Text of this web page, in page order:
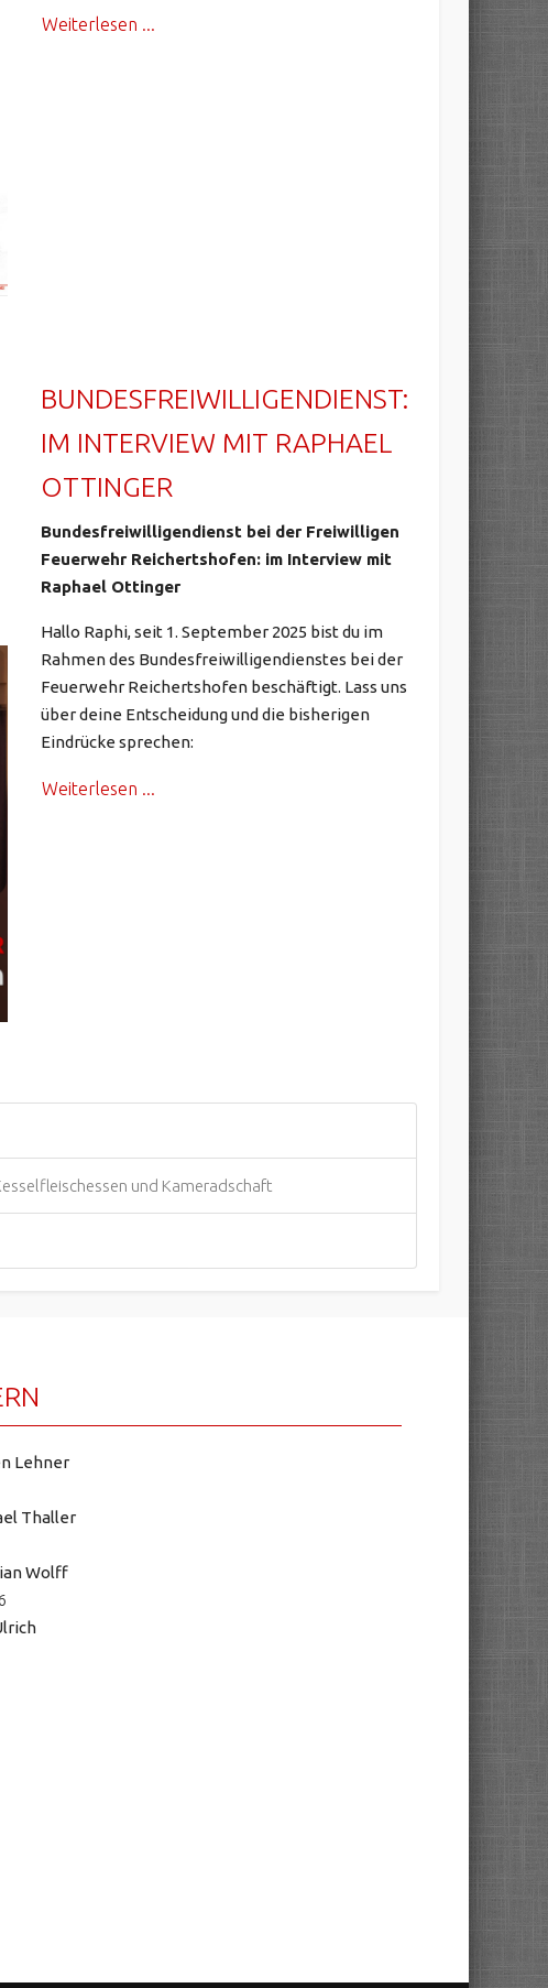
Weiterlesen ...
BUNDESFREIWILLIGENDIENST:
IM INTERVIEW MIT RAPHAEL
OTTINGER
Bundesfreiwilligendienst bei der Freiwilligen
Feuerwehr Reichertshofen: im Interview mit
Raphael Ottinger
Hallo Raphi, seit 1. September 2025 bist du im
Rahmen des Bundesfreiwilligendienstes bei der
Feuerwehr Reichertshofen beschäftigt. Lass uns
über deine Entscheidung und die bisherigen
Eindrücke sprechen:
Weiterlesen ...
und Kameradschaft
Lehner
Thaller
Wolff